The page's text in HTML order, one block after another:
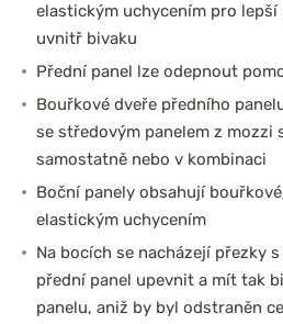
elastickým uchycením pro
uvnitř bivaku
Přední panel lze odepnout
Bouřkové dveře předního
se středovým panelem z
samostatně nebo v kombinaci
Boční panely obsahují
elastickým uchycením
Na bocích se nacházejí přezky
přední panel upevnit a mít tak
panelu, aniž by byl odstraněn